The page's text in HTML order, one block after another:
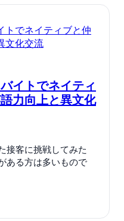
イトでネイティ
力向上と異文化
接客に挑戦してみた
ある方は多いもので